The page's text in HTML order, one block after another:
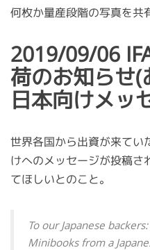
何枚か量産段階の写真を共
2019/09/06
荷のお知らせ(
日本向けメッ
世界各国から出資が来てい
けへのメッセージが投稿さ
てほしいとのこと。
To our Japanese
Minibooks from a